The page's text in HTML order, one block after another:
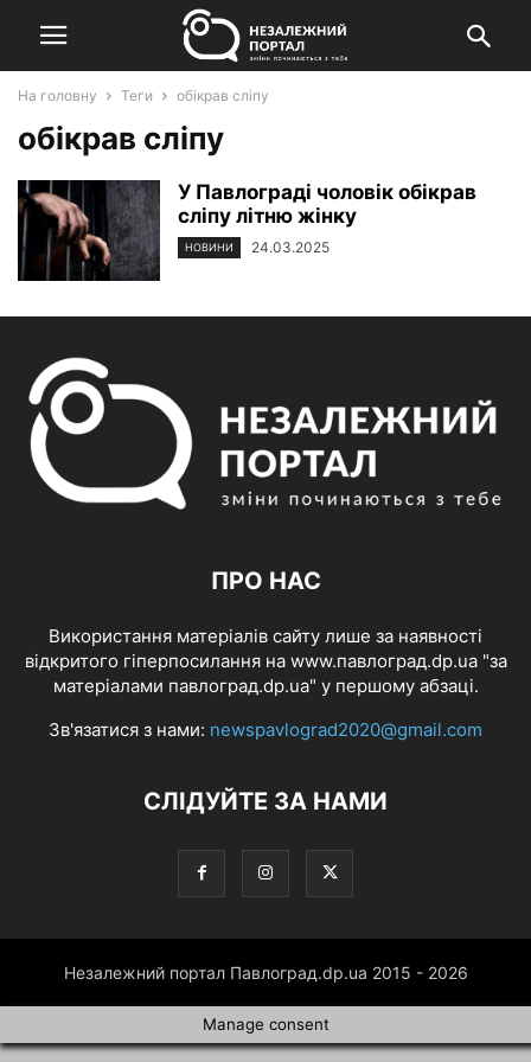
На головну Теги обікрав сліпу
обікрав сліпу
У Павлограді чоловік обікрав
сліпу літню жінку
НОВИНИ 24.03.2025
ПРО НАС
Використання матеріалів сайту лише за наявності
відкритого гіперпосилання на www.павлоград.dp.ua "за
матеріалами павлоград.dp.ua" у першому абзаці.
Зв'язатися з нами: newspavlograd2020@gmail.com
СЛІДУЙТЕ ЗА НАМИ
Незалежний портал Павлоград.dp.ua 2015 - 2026
Manage consent